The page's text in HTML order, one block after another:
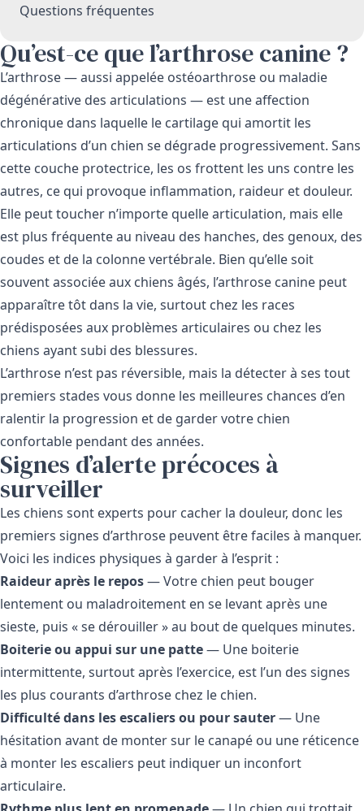
Questions fréquentes
Qu’est-ce que l’arthrose canine ?
L’arthrose — aussi appelée ostéoarthrose ou maladie
dégénérative des articulations — est une affection
chronique dans laquelle le cartilage qui amortit les
articulations d’un chien se dégrade progressivement. Sans
cette couche protectrice, les os frottent les uns contre les
autres, ce qui provoque inflammation, raideur et douleur.
Elle peut toucher n’importe quelle articulation, mais elle
est plus fréquente au niveau des hanches, des genoux, des
coudes et de la colonne vertébrale. Bien qu’elle soit
souvent associée aux chiens âgés, l’arthrose canine peut
apparaître tôt dans la vie, surtout chez les races
prédisposées aux problèmes articulaires ou chez les
chiens ayant subi des blessures.
L’arthrose n’est pas réversible, mais la détecter à ses tout
premiers stades vous donne les meilleures chances d’en
ralentir la progression et de garder votre chien
confortable pendant des années.
Signes d’alerte précoces à
surveiller
Les chiens sont experts pour cacher la douleur, donc les
premiers signes d’arthrose peuvent être faciles à manquer.
Voici les indices physiques à garder à l’esprit :
Raideur après le repos— Votre chien peut bouger
lentement ou maladroitement en se levant après une
sieste, puis « se dérouiller » au bout de quelques minutes.
Boiterie ou appui sur une patte— Une boiterie
intermittente, surtout après l’exercice, est l’un des signes
les plus courants d’arthrose chez le chien.
Difficulté dans les escaliers ou pour sauter— Une
hésitation avant de monter sur le canapé ou une réticence
à monter les escaliers peut indiquer un inconfort
articulaire.